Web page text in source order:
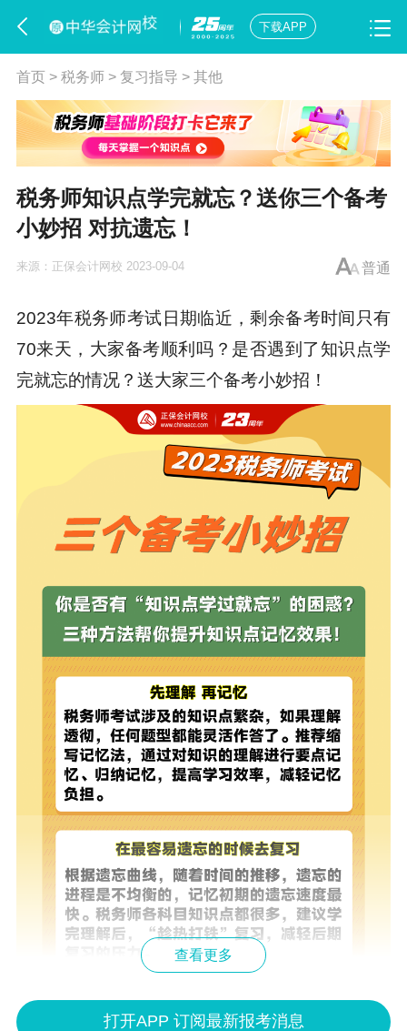
下载APP
首页> 税务师> 复习指导 > 其他
税务师知识点学完就忘？送你三个备考
小妙招 对抗遗忘！
普通
来源： 正保会计网校 2023-09-04
2023年税务师考试日期临近，剩余备考时间只有
70来天，大家备考顺利吗？是否遇到了知识点学
完就忘的情况？送大家三个备考小妙招！
查看更多
打开APP 订阅最新报考消息